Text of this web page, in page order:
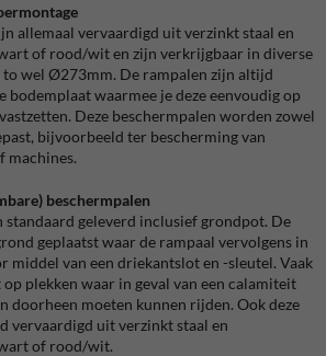
allemaal vervaardigd uit verzinkt staal en
of rood/wit en zijn verkrijgbaar in diverse
wel Ø273mm. De rampalen zijn altijd
bodemplaat waarmee je deze eenvoudig op
Deze beschermpalen worden zowel
bijvoorbeeld ter bescherming van
machines.
beschermpalen
standaard geleverd inclusief grondpot. De
geplaatst waar de rampaal vervolgens in
middel van een driekantslot en -sleutel. Vaak
plekken waar in geval van een calamiteit
doorheen moeten kunnen rijden. Ook deze
vervaardigd uit verzinkt staal en
of rood/wit.